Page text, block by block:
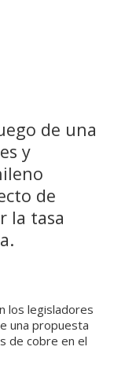
de una
y
de
la tasa
los legisladores
una propuesta
de cobre en el